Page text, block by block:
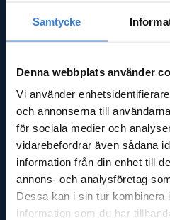
Samtycke
Denna webbplats använder
Vi använder
och annonserna till
för sociala medier och
vidarebefordrar även sådana
information från din enhet till
annons- och analysföretag
Dessa kan i sin tur kombinera
information som du har
SNABBLÄNKAR
Frågor & svar
Kundtjänst
Nyheter
Kassa
Köpvillkor
Integritetspolicy
Reklamation & retur
Nöjd med din beställning?
Logga in